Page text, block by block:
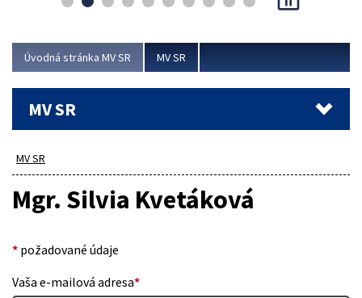
Úvodná stránka MV SR MV SR
MV SR
MV SR
Mgr. Silvia Kvetáková
* požadované údaje
Vaša e-mailová adresa*